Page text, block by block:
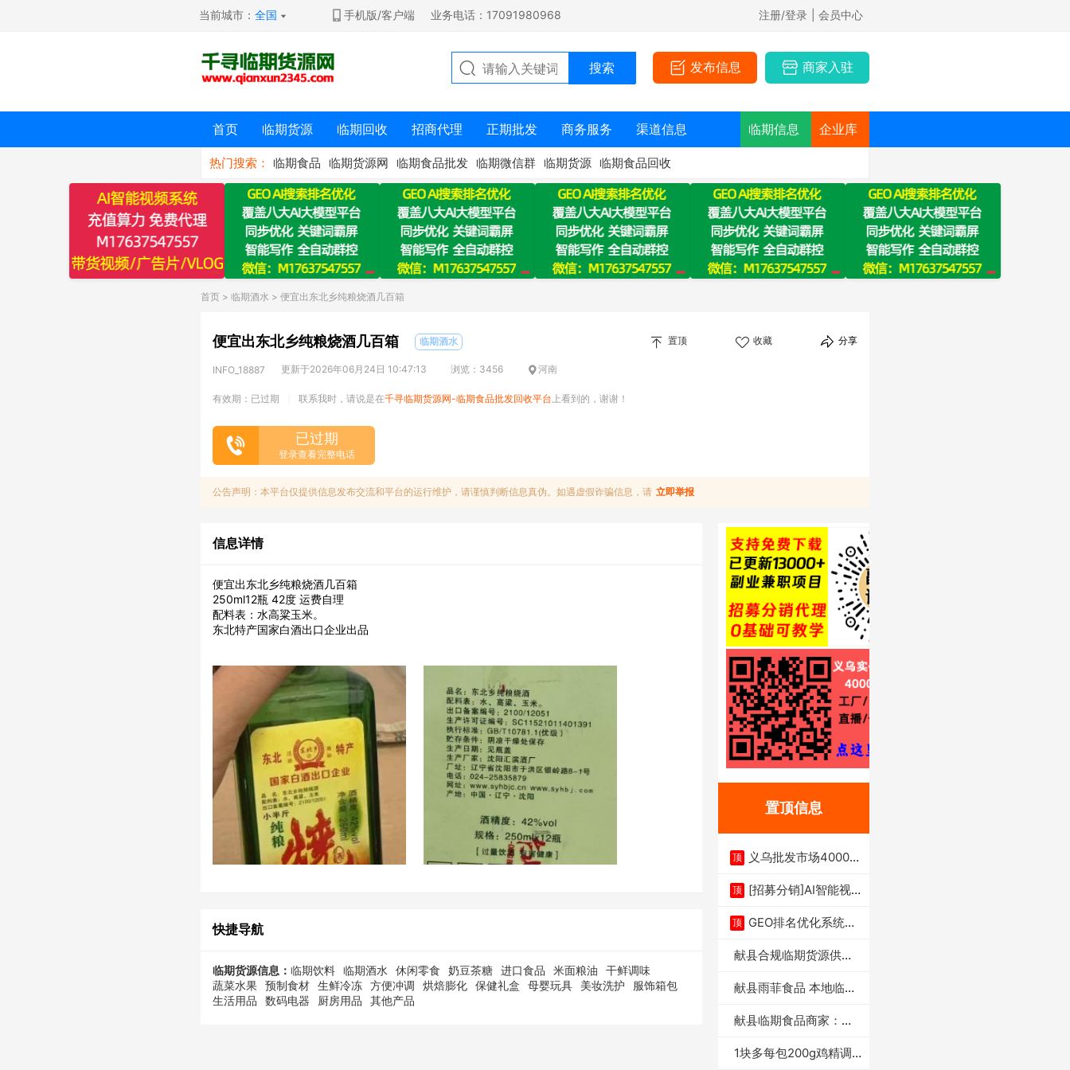
当前城市：全国 手机版/客户端 业务电话：17091980968 注册/登录 | 会员中心
发布信息 商家入驻
首页 临期货源 临期回收 招商代理 正期批发 商务服务 渠道信息 临期信息 企业库
热门搜索： 临期食品 临期货源网 临期食品批发 临期微信群 临期货源 临期食品回收
首页 > 临期酒水 > 便宜出东北乡纯粮烧酒几百箱
便宜出东北乡纯粮烧酒几百箱 临期酒水 置顶 收藏 分享
INFO_18887 更新于2026年06月24日 10:47:13 浏览：3456 河南
有效期：已过期 联系我时，请说是在千寻临期货源网-临期食品批发回收平台 上看到的，谢谢！
已过期
登录查看完整电话
公告声明：本平台仅提供信息发布交流和平台的运行维护，请谨慎判断信息真伪。如遇虚假诈骗信息，请 立即举报
信息详情
便宜出东北乡纯粮烧酒几百箱
250ml12瓶 42度 运费自理
配料表：水高粱玉米。
东北特产国家白酒出口企业出品
快捷导航
临期货源信息： 临期饮料 临期酒水 休闲零食 奶豆茶糖 进口食品 米面粮油
干鲜调味
蔬菜水果 预制食材 生鲜冷冻 方便冲调 烘焙膨化 保健礼盒 母婴玩具 美妆洗护
服饰箱包
生活用品
数码电器 厨房用品 其他产品
置顶信息
顶
义乌批发市场4000多
顶 [招募分销]AI智能视
顶 GEO排名优化系统+A
献县合规临期货源供货
献县雨菲食品 本地临期
献县临期食品商家：献
1块多每包200g鸡精调